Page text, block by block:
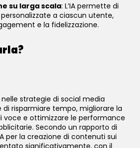
su larga scala: L’IA permette di
a ciascun utente,
e la fidelizzazione.
nelle strategie di social media
risparmiare tempo, migliorare la
voce e ottimizzare le performance
Secondo un rapporto di
per la creazione di contenuti sui
significativamente, con il